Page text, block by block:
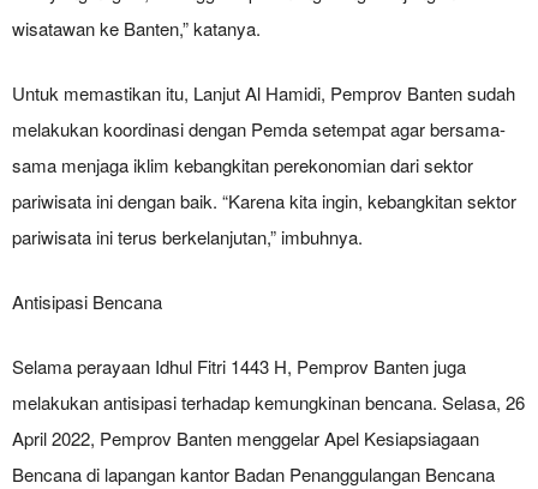
wisatawan ke Banten,” katanya.
Untuk memastikan itu, Lanjut Al Hamidi, Pemprov Banten sudah
melakukan koordinasi dengan Pemda setempat agar bersama-
sama menjaga iklim kebangkitan perekonomian dari sektor
pariwisata ini dengan baik. “Karena kita ingin, kebangkitan sektor
pariwisata ini terus berkelanjutan,” imbuhnya.
Antisipasi Bencana
Selama perayaan Idhul Fitri 1443 H, Pemprov Banten juga
melakukan antisipasi terhadap kemungkinan bencana. Selasa, 26
April 2022, Pemprov Banten menggelar Apel Kesiapsiagaan
Bencana di lapangan kantor Badan Penanggulangan Bencana